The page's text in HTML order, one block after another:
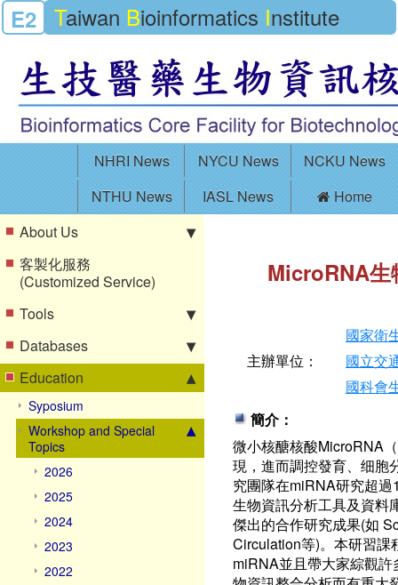
E2 Taiwan Bioinformatics Institute
NHRI News NYCU News
NCKU News
NTHU News
IASL News
Home
About Us
客製化服務
(Customized Service)
Tools
Databases
Education
Syposium
Workshop and Special
Topics
2026
2025
2024
2023
2022
MicroRNA生
主辦單位：
國家衛
國立交
國科會
簡介：
微小核醣核酸MicroRNA
現，進而調控發育、细胞
究團隊在miRNA研究超
生物資訊分析工具及資料
傑出的合作研究成果(如
Circulation等)。本研習課
miRNA並且帶大家綜觀